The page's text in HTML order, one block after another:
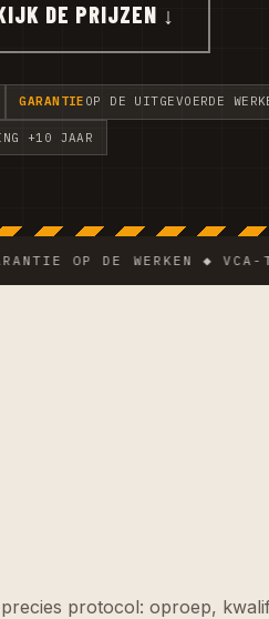
DE PRIJZEN ↓
GARANTIE OP DE UITGEVOERDE
+10 JAAR
OP DE WERKEN ◆ VCA-
protocol: oproep,